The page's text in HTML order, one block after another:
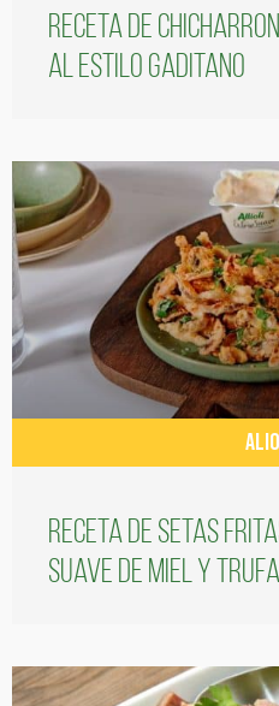
Receta de
al estilo gaditano
Receta de setas
suave de miel y trufa